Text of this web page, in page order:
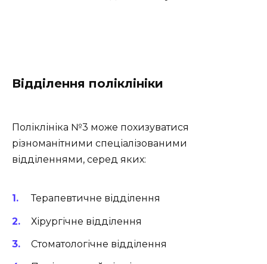
Відділення поліклініки
Поліклініка №3 може похизуватися
різноманітними спеціалізованими
відділеннями, серед яких:
Терапевтичне відділення
Хірургічне відділення
Стоматологічне відділення